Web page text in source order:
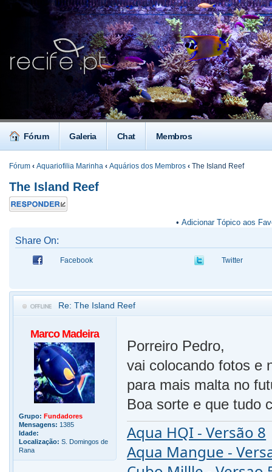
Fórum Galeria Chat Membros
Fórum ‹ Aquariofilia Marinha ‹ Aquários dos Membros ‹ The Island Reef
The Island Reef
Responder
• Adicionar Tópico aos
Share On:
Facebook Twitter
Re: The Island Reef
Marco Madeira
Grupo: Fundadores
Mensagens: 1385
Idade:
Localização: S. Domingos de
Rana
Porreiro Pedro,
vai colocando fotos e
para mais malta no
Boa sorte e que tudo
Aqua HQI - Versão 8
Aqua Mangue -